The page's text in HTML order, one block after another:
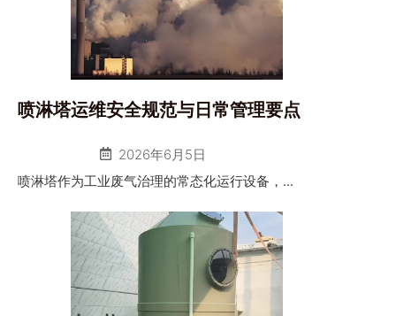
喷淋塔运维安全规范与日常管理要点
2026年6月5日
喷淋塔作为工业废气治理的常态化运行设备，...